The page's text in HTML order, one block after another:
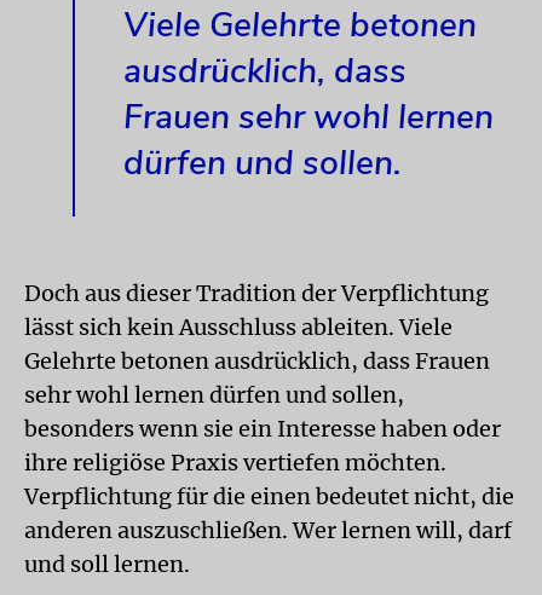
Viele Gelehrte betonen
ausdrücklich, dass
Frauen sehr wohl lernen
dürfen und sollen.
Doch aus dieser Tradition der Verpflichtung
lässt sich kein Ausschluss ableiten. Viele
Gelehrte betonen ausdrücklich, dass Frauen
sehr wohl lernen dürfen und sollen,
besonders wenn sie ein Interesse haben oder
ihre religiöse Praxis vertiefen möchten.
Verpflichtung für die einen bedeutet nicht, die
anderen auszuschließen. Wer lernen will, darf
und soll lernen.